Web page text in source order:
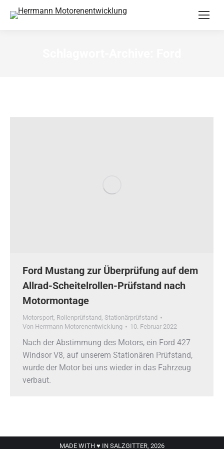
Ford Mustang zur Überprüfung auf dem
Allrad-Scheitelrollen-Prüfstand nach
Motormontage
Motorsport, Rollenprüfstand , Stationärprüfstand
Von Herrmann Motorenentwicklung 10. Februar 2022
Nach der Abstimmung des Motors, ein Ford 427
Windsor V8, auf unserem Stationären Prüfstand,
wurde der Motor bei uns wieder in das Fahrzeug
verbaut.
MADE WITH ♥ IN SALZGITTER, 2026